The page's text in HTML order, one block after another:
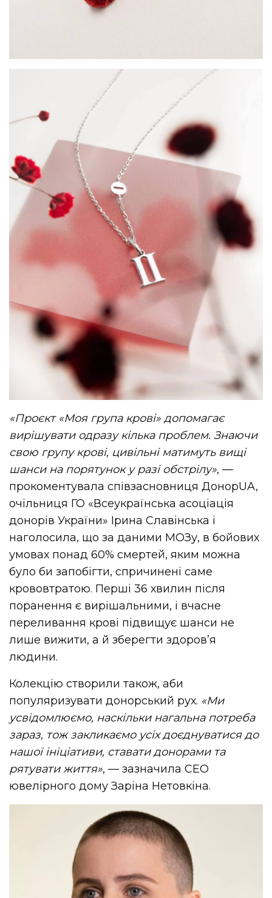
«Проєкт «Моя група крові» допомагає
вирішувати одразу кілька проблем. Знаючи
свою групу крові, цивільні матимуть вищі
шанси на порятунок у разі обстрілу», —
прокоментувала співзасновниця ДонорUA,
очільниця ГО «Всеукраїнська асоціація
донорів України» Ірина Славінська і
наголосила, що за даними МОЗу, в бойових
умовах понад 60% смертей, яким можна
було би запобігти, спричинені саме
крововтратою. Перші 36 хвилин після
поранення є вирішальними, і вчасне
переливання крові підвищує шанси не
лише вижити, а й зберегти здоров’я
людини.
Колекцію створили також, аби
популяризувати донорський рух. «Ми
усвідомлюємо, наскільки нагальна потреба
зараз, тож закликаємо усіх доєднуватися до
нашої ініціативи, ставати донорами та
рятувати життя», — зазначила CEO
ювелірного дому Заріна Нетовкіна.